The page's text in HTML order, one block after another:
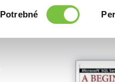
súhlasu
Potrebné
Našli sme